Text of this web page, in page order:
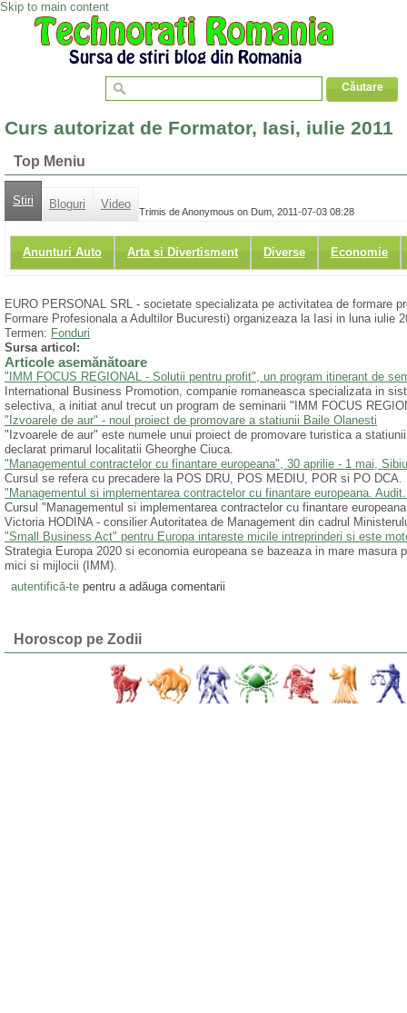
Skip to main content
Curs autorizat de Formator, Iasi, iulie 2011
Top Meniu
Stiri Bloguri Video
Anunturi Auto Arta si Divertisment Diverse Economie
Trimis de Anonymous on Dum, 2011-07-03 08:28
EURO PERSONAL SRL - societate specializata pe activitatea de formare
Formare Profesionala a Adultilor Bucuresti) organizeaza la Iasi in luna iulie
Termen: Fonduri
Sursa articol:
Articole asemănătoare
"IMM FOCUS REGIONAL - Solutii pentru profit", un program itinerant de
International Business Promotion, companie romaneasca specializata in
selectiva, a initiat anul trecut un program de seminarii "IMM FOCUS
"Izvoarele de aur" - noul proiect de promovare a statiunii Baile Olanesti
"Izvoarele de aur" este numele unui proiect de promovare turistica a
declarat primarul localitatii Gheorghe Ciuca.
"Managementul contractelor cu finantare europeana", 30 aprilie - 1 mai, Sibiu
Cursul se refera cu precadere la POS DRU, POS MEDIU, POR si PO DCA.
"Managementul si implementarea contractelor cu finantare europeana.
Cursul "Managementul si implementarea contractelor cu finantare
Victoria HODINA - consilier Autoritatea de Management din cadrul
"Small Business Act" pentru Europa intareste micile intreprinderi si este
Strategia Europa 2020 si economia europeana se bazeaza in mare masura
mici si mijlocii (IMM).
autentifică-tepentru a adăuga comentarii
Horoscop pe Zodii